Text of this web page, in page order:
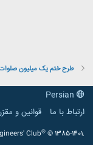
طرح ختم یک میلیون صلوات
ارتباط با ما
قوانین و
Club® © 1385-1401.